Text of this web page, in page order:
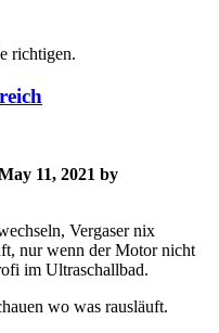
richtigen.
11, 2021 by
Vergaser nix
nur wenn der Motor nicht
im Ultraschallbad.
wo was rausläuft.